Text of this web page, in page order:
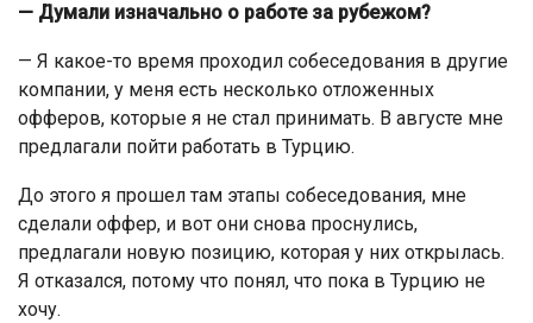
— Думали изначально о работе за рубежом?
— Я какое-то время проходил собеседования в другие
компании, у меня есть несколько отложенных
офферов, которые я не стал принимать. В августе мне
предлагали пойти работать в Турцию.
До этого я прошел там этапы собеседования, мне
сделали оффер, и вот они снова проснулись,
предлагали новую позицию, которая у них открылась.
Я отказался, потому что понял, что пока в Турцию не
хочу.